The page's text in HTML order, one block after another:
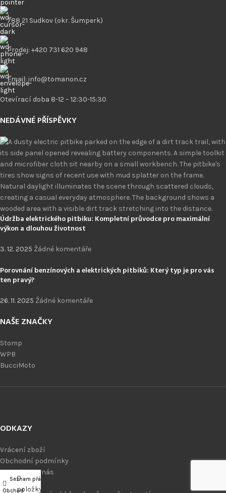
788 21 Sudkov (okr. Šumperk)
Prodej: +420 731 620 948
Email: info@tomanon.cz
Otevírací doba 8-12 – 12:30-15:30
NEDÁVNÉ PŘÍSPĚVKY
Údržba elektrického pitbiku: Kompletní průvodce pro maximální
výkon a dlouhou životnost
3. 12. 2025 Žádné komentáře
Porovnání benzínových a elektrických pitbiků: Který typ je pro vás
ten pravý?
26. 11. 2025 Žádné komentáře
NAŠE ZNAČKY
Stomp
WPB
BucciMoto
ODKAZY
Vrácení zboží
Obchodní podmínky
Kontaktujte nás
Blog
Obchod
Seznam přání
0
položky